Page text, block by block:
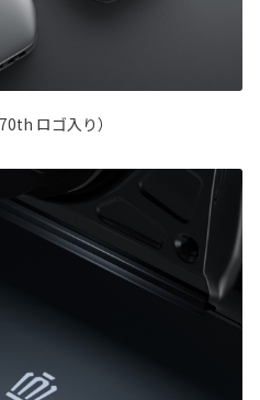
ロゴ入り）